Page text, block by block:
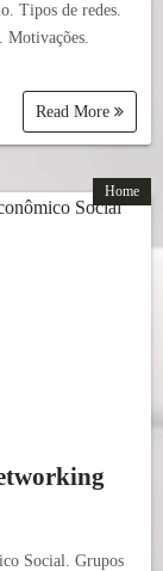
Tipos de redes.
Motivações.
Read More
Home
Social. Grupos